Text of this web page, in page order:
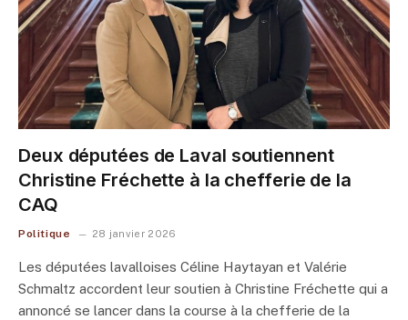
Deux députées de Laval soutiennent
Christine Fréchette à la chefferie de la
CAQ
Politique 28 janvier 2026
Les députées lavalloises Céline Haytayan et Valérie
Schmaltz accordent leur soutien à Christine Fréchette qui a
annoncé se lancer dans la course à la chefferie de la